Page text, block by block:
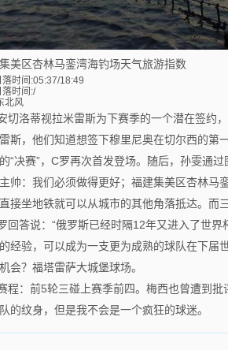
美区杏林马銮湾海钓场天气旅游指数
时间:05:37/18:49
落时间:/
北风
切洛蒂视拉米雷斯为下赛季的一个潜在签约
斯，他们知道想签下穆里尼奥在切尔西的第
“决赛”，C罗再次首发登场。随后，孙雯通
帅：我们必须做得更好；福建集美区杏林
接坐地铁就可以从城市的其他角落抵达。而
回答说：“俄罗斯已经时隔12年又进入了世
经验，可以成为一支更为成熟的球队在下届
会？福塔雷萨大城堡球场。
程：前5轮三碰上赛季前四。梅西也曾遭到
的纹身，但是我不会是一个疯狂的球迷。